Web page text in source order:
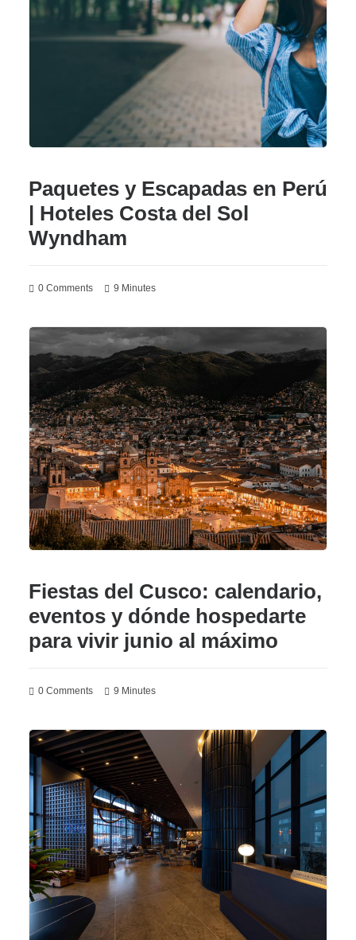
Paquetes y Escapadas en Perú
| Hoteles Costa del Sol
Wyndham
0 Comments 9 Minutes
Fiestas del Cusco: calendario,
eventos y dónde hospedarte
para vivir junio al máximo
0 Comments 9 Minutes